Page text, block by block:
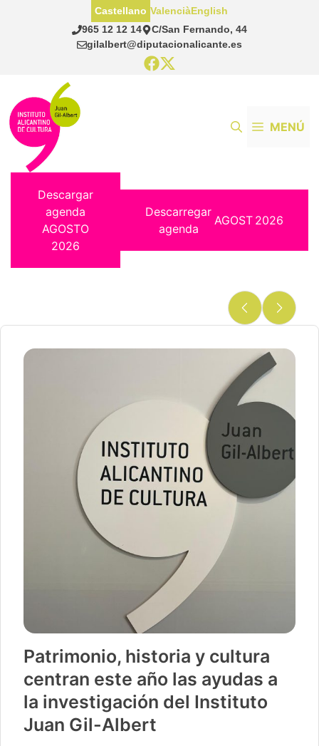
965 12 12 14
C/San Fernando, 44
gilalbert@diputacionalicante.es
Castellano ValenciàEnglish
MENÚ
Descargar
agenda
AGOSTO
2026
Descarregar
agenda
AGOST 2026
Patrimonio, historia y cultura
centran este año las ayudas a
la investigación del Instituto
Juan Gil-Albert